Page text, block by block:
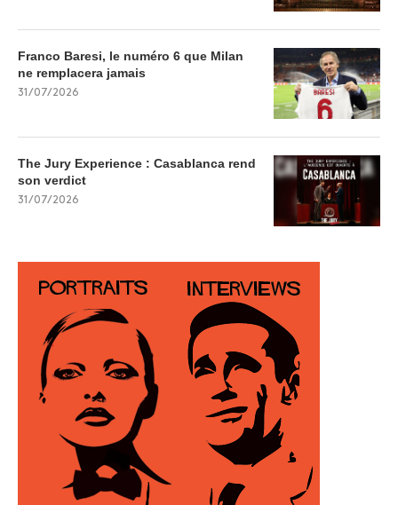
Franco Baresi, le numéro 6 que Milan
ne remplacera jamais
31/07/2026
The Jury Experience : Casablanca rend
son verdict
31/07/2026